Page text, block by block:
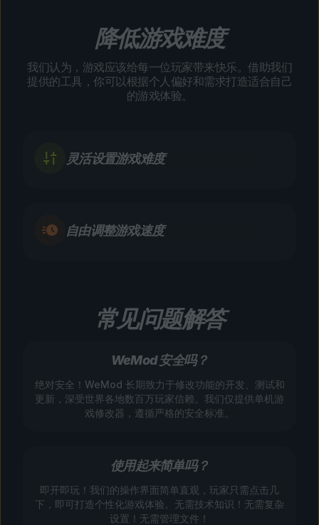
降低游戏难度
我们认为，游戏应该给每一位玩家带来快乐。借助我们
提供的工具，你可以根据个人偏好和需求打造适合自己
的游戏体验。
灵活设置游戏难度
自由调整游戏速度
常见问题解答
WeMod 安全吗？
绝对安全！WeMod 长期致力于修改功能的开发、测试和
更新，深受世界各地数百万玩家信赖。我们仅提供单机游
戏修改器，遵循严格的安全标准。
使用起来简单吗？
即开即玩！我们的操作界面简单直观，玩家只需点击几
下，即可打造个性化游戏体验。无需技术知识！无需复杂
设置！无需管理文件！